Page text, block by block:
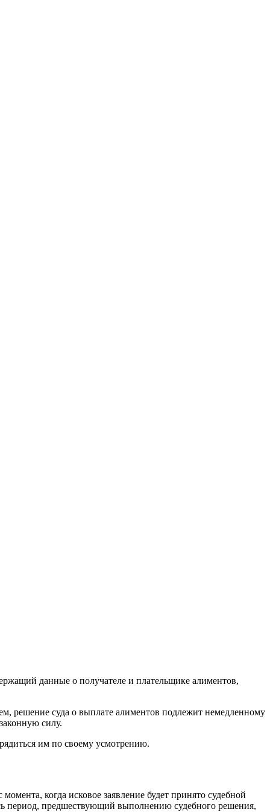
данные о получателе и плательщике алиментов,
решение суда о выплате алиментов подлежит немедленному
силу.
им по своему усмотрению.
когда исковое заявление будет принято судебной
период, предшествующий выполнению судебного решения,